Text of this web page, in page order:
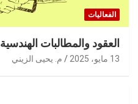
الفعاليات
العقود والمطالبات الهندسية
13 مايو، 2025 م. يحيى الزيني